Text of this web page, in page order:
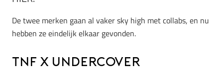
De twee merken gaan al vaker sky high met collabs, en nu
hebben ze eindelijk elkaar gevonden.
TNF x Undercover